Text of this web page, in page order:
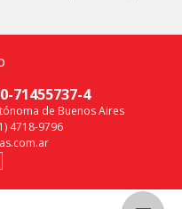
71455737-4
de Buenos Aires
4718-9796